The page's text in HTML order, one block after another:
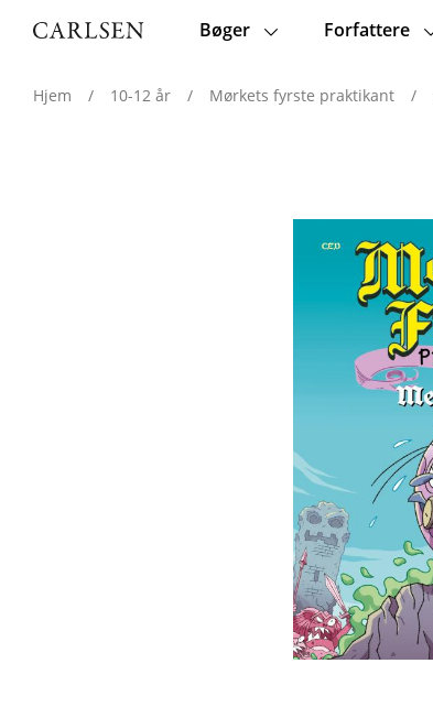
Main
Bøger Forfattere
Hjem / 10-12 år / Mørkets fyrste praktikant /